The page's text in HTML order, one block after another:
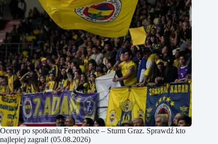
Oceny po spotkaniu Fenerbahce – Sturm Graz. Sprawdź kto
najlepiej zagrał! (05.08.2026)